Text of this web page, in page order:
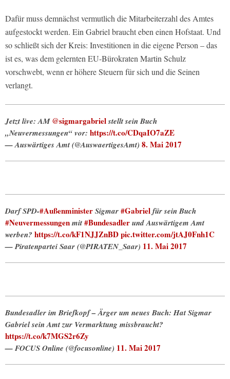
Dafür muss demnächst vermutlich die Mitarbeiterzahl des Amtes
aufgestockt werden. Ein Gabriel braucht eben einen Hofstaat. Und
so schließt sich der Kreis: Investitionen in die eigene Person – das
ist es, was dem gelernten EU-Bürokraten Martin Schulz
vorschwebt, wenn er höhere Steuern für sich und die Seinen
verlangt.
Jetzt live: AM@sigmargabrielstellt sein Buch
„Neuvermessungen“ vor: https://t.co/CDqaIO7aZE
— Auswärtiges Amt (@AuswaertigesAmt) 8. Mai 2017
Darf SPD-#AußenministerSigmar#Gabrielfür sein Buch
#Neuvermessungenmit#Bundesadlerund Auswärtigem Amt
werben? https://t.co/kF1NJJZnBDpic.twitter.com/jtAJ0Fnh1C
— Piratenpartei Saar (@PIRATEN_Saar) 11. Mai 2017
Bundesadler im Briefkopf – Ärger um neues Buch: Hat Sigmar
Gabriel sein Amt zur Vermarktung missbraucht?
https://t.co/k7MGS2r6Zy
— FOCUS Online (@focusonline) 11. Mai 2017